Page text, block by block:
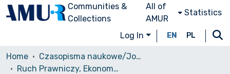
Communities &
Collections
All of
AMUR
Statistics
Log In EN PL
Home
Czasopisma naukowe/Journals
Ruch Prawniczy, Ekonomiczny i Socjologiczny